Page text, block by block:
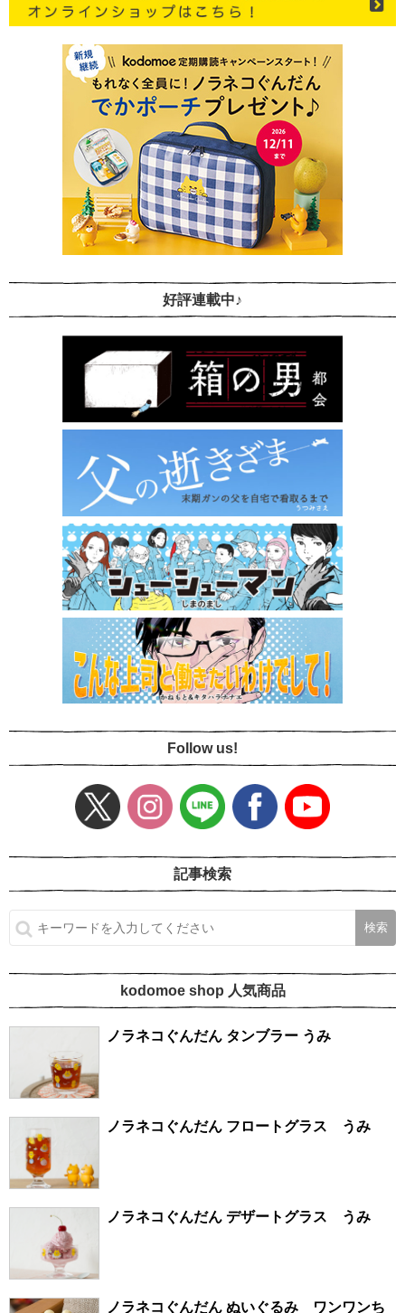
好評連載中♪
Follow us!
記事検索
kodomoe shop 人気商品
ノラネコぐんだん タンブラー うみ
ノラネコぐんだん フロートグラス うみ
ノラネコぐんだん デザートグラス うみ
ノラネコぐんだん ぬいぐるみ ワンワンち